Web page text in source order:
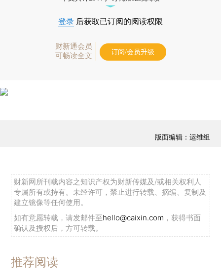
登录 后获取已订阅的阅读权限
财新通会员
可畅读全文
订阅/会员升级
版面编辑：运维组
财新网所刊载内容之知识产权为财新传媒及/或相关权利人
专属所有或持有。未经许可，禁止进行转载、摘编、复制及
建立镜像等任何使用。
如有意愿转载，请发邮件至hello@caixin.com ，获得书面
确认及授权后，方可转载。
推荐阅读